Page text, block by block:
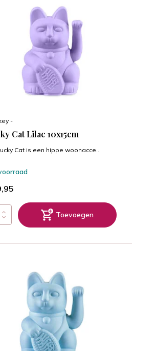
-
Cat Lilac 10x15cm
Cat is een hippe woonacce...
Toevoegen